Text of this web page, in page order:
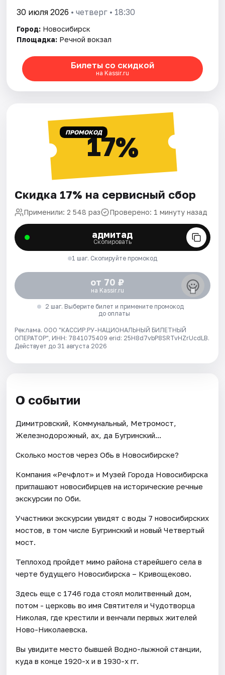
30 июля 2026 • четверг • 18:30
Город: Новосибирск
Площадка: Речной вокзал
Билеты со скидкой
на Kassir.ru
ПРОМОКОД17%
Скидка 17% на сервисный сбор
Применили: 2 548 раз Проверено: 1 минуту назад
адмитад
Скопировать
1 шаг. Скопируйте промокод
от 70 ₽
на Kassir.ru
2 шаг. Выберите билет и примените промокод
до оплаты
Реклама. ООО "КАССИР.РУ-НАЦИОНАЛЬНЫЙ БИЛЕТНЫЙ
ОПЕРАТОР", ИНН: 7841075409 erid: 25H8d7vbP8SRTvHZrUcdLB.
Действует до 31 августа 2026
О событии
Димитровский, Коммунальный, Метромост,
Железнодорожный, ах, да Бугринский...
Сколько мостов через Обь в Новосибирске?
Компания «Речфлот» и Музей Города Новосибирска
приглашают новосибирцев на исторические речные
экскурсии по Оби.
Участники экскурсии увидят с воды 7 новосибирских
мостов, в том числе Бугринский и новый Четвертый
мост.
Теплоход пройдет мимо района старейшего села в
черте будущего Новосибирска – Кривощеково.
Здесь еще с 1746 года стоял молитвенный дом,
потом - церковь во имя Святителя и Чудотворца
Николая, где крестили и венчали первых жителей
Ново-Николаевска.
Вы увидите место бывшей Водно-лыжной станции,
куда в конце 1920-х и в 1930-х гг.